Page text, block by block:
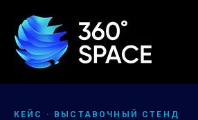
КЕЙС · ВЫСТАВОЧНЫЙ СТЕНД